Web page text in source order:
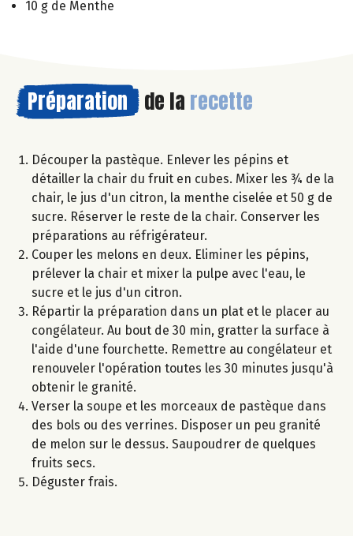
10 g de Menthe
Préparation de la recette
Découper la pastèque. Enlever les pépins et
détailler la chair du fruit en cubes. Mixer les ¾ de la
chair, le jus d'un citron, la menthe ciselée et 50 g de
sucre. Réserver le reste de la chair. Conserver les
préparations au réfrigérateur.
Couper les melons en deux. Eliminer les pépins,
prélever la chair et mixer la pulpe avec l'eau, le
sucre et le jus d'un citron.
Répartir la préparation dans un plat et le placer au
congélateur. Au bout de 30 min, gratter la surface à
l'aide d'une fourchette. Remettre au congélateur et
renouveler l'opération toutes les 30 minutes jusqu'à
obtenir le granité.
Verser la soupe et les morceaux de pastèque dans
des bols ou des verrines. Disposer un peu granité
de melon sur le dessus. Saupoudrer de quelques
fruits secs.
Déguster frais.